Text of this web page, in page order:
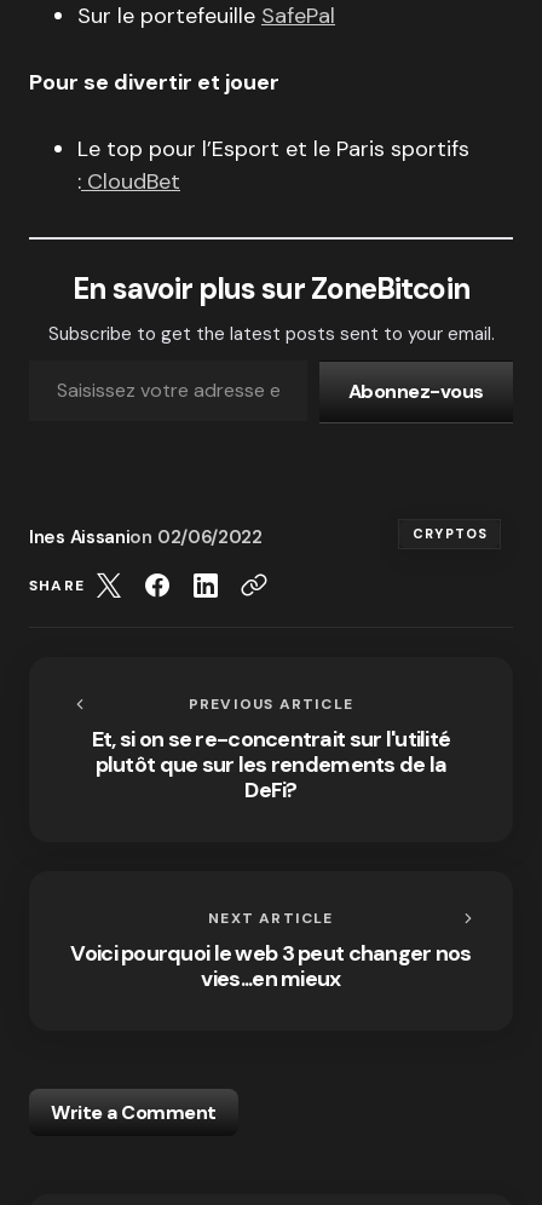
Sur le portefeuille SafePal
Pour se divertir et jouer
Le top pour l’Esport et le Paris sportifs
: CloudBet
En savoir plus sur ZoneBitcoin
Subscribe to get the latest posts sent to your email.
Abonnez-vous
Ines Aissanion 02/06/2022 CRYPTOS
SHARE
PREVIOUS ARTICLE
Et, si on se re-concentrait sur l'utilité
plutôt que sur les rendements de la
DeFi?
NEXT ARTICLE
Voici pourquoi le web 3 peut changer nos
vies...en mieux
Write a Comment